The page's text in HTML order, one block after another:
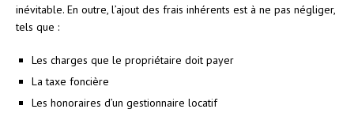
inévitable. En outre, l’ajout des frais inhérents est à ne pas négliger,
tels que :
Les charges que le propriétaire doit payer
La taxe foncière
Les honoraires d’un gestionnaire locatif